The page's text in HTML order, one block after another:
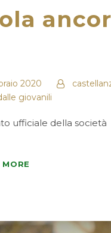
2020
giovanili
ufficiale della società